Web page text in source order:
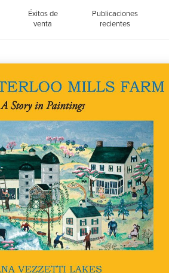
Éxitos de
venta
Publicaciones
recientes